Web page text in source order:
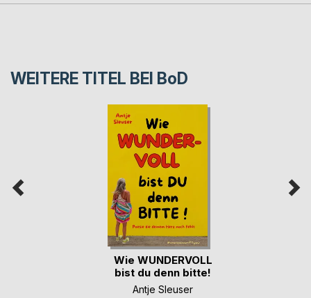
WEITERE TITEL BEI BoD
Wie WUNDERVOLL
bist du denn bitte!
Antje Sleuser